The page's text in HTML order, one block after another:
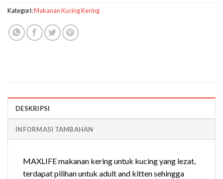
Kategori:Makanan Kucing Kering
DESKRIPSI
INFORMASI TAMBAHAN
MAXLIFE makanan kering untuk kucing yang lezat,
terdapat pilihan untuk adult and kitten sehingga